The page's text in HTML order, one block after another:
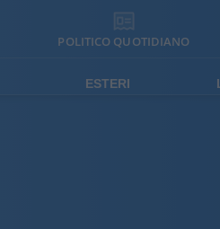
POLITICO QUOTIDIANO
ESTERI